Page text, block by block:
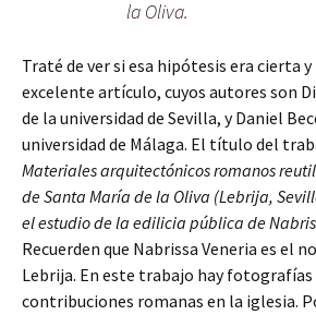
la Oliva.
Traté de ver si esa hipótesis era cierta
excelente artículo, cuyos autores son
de la universidad de Sevilla, y Daniel
universidad de Málaga. El título del
Materiales arquitectónicos romanos
de Santa María de la Oliva (Lebrija,
el estudio de la edilicia pública de
Recuerden que Nabrissa Veneria es el
Lebrija. En este trabajo hay fotografías
contribuciones romanas en la iglesia.